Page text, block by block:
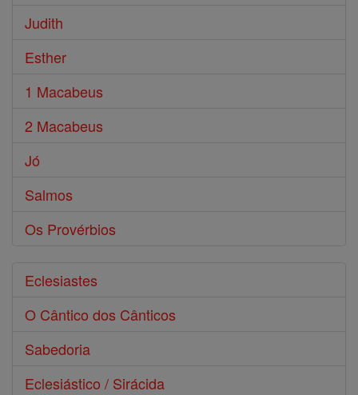
Judith
Esther
1 Macabeus
2 Macabeus
Jó
Salmos
Os Provérbios
Eclesiastes
O Cântico dos Cânticos
Sabedoria
Eclesiástico / Sirácida